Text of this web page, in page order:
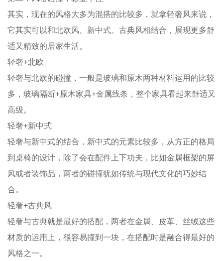
其实，现在的风格大多为混搭的比较多，就拿轻奢风来说，
它其实可以和北欧风、新中式、古典风相结合，展现更多舒
适又精致的居家生活。
轻奢+北欧
轻奢与北欧的碰撞，一般是玻璃和原木两种材料运用的比较
多，玻璃隔断+原木家具+金属线条，整个家具看起来舒适又
高级。
轻奢+新中式
轻奢与新中式的结合，新中式的元素比较多，从方正的格局
到桌椅的设计，除了会在配件上下功夫，比如金属框架的屏
风或者装饰品，两者的碰撞犹如传统与现代文化的巧妙结
合。
轻奢+古典风
轻奢与古典就是最好的搭配，两者在金属、皮革、丝绒这些
材质的运用上，很容易撞到一块，在搭配时是融合得最好的
风格之一。